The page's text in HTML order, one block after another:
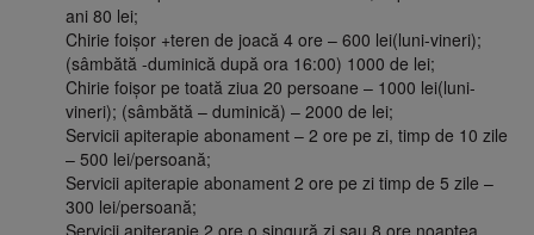
ani 80 lei;
Chirie foișor +teren de joacă 4 ore – 600 lei(luni-vineri);
(sâmbătă -duminică după ora 16:00) 1000 de lei;
Chirie foișor pe toată ziua 20 persoane – 1000 lei(luni-
vineri); (sâmbătă – duminică) – 2000 de lei;
Servicii apiterapie abonament – 2 ore pe zi, timp de 10 zile
– 500 lei/persoană;
Servicii apiterapie abonament 2 ore pe zi timp de 5 zile –
300 lei/persoană;
Servicii apiterapie 2 ore o singură zi sau 8 ore noaptea